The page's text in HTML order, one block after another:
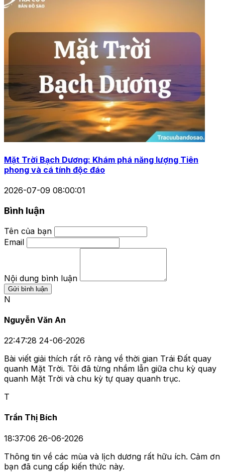
Mặt Trời Bạch Dương: Khám phá năng lượng Tiên
phong và cá tính độc đáo
2026-07-09 08:00:01
Bình luận
Tên của bạn
Email
Nội dung bình luận
Gửi bình luận
N
Nguyễn Văn An
22:47:28 24-06-2026
Bài viết giải thích rất rõ ràng về thời gian Trái Đất quay
quanh Mặt Trời. Tôi đã từng nhầm lẫn giữa chu kỳ quay
quanh Mặt Trời và chu kỳ tự quay quanh trục.
T
Trần Thị Bích
18:37:06 26-06-2026
Thông tin về các mùa và lịch dương rất hữu ích. Cảm ơn
bạn đã cung cấp kiến thức này.